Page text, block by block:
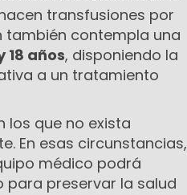
transfusiones por
también contempla una
18 años, disponiendo la
a un tratamiento
los que no exista
En esas circunstancias,
médico podrá
para preservar la salud